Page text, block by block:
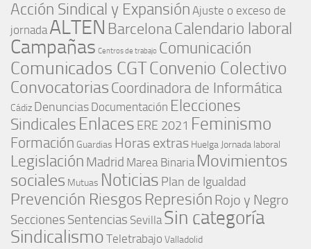
Acción Sindical y Expansión Ajuste o exceso de
jornada ALTEN BarcelonaCalendario laboral
Campañas Centros de trabajo Comunicación
Comunicados CGTConvenio Colectivo
Convocatorias Coordinadora de Informática
Cádiz Denuncias Documentación Elecciones
Sindicales Enlaces ERE 2021 Feminismo
Formación Guardias Horas extras Huelga Jornada laboral
Legislación Madrid Marea Binaria Movimientos
sociales Mutuas Noticias Plan de Igualdad
Prevención Riesgos Represión Rojo y Negro
Secciones Sentencias Sevilla Sin categoría
Sindicalismo Teletrabajo Valladolid